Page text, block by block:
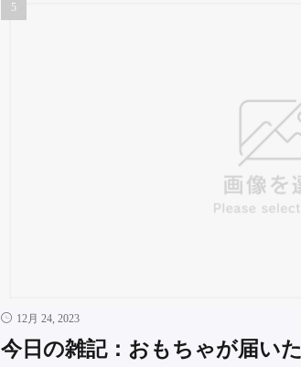
12月 24, 2023
今日の雑記：おもちゃが届いた